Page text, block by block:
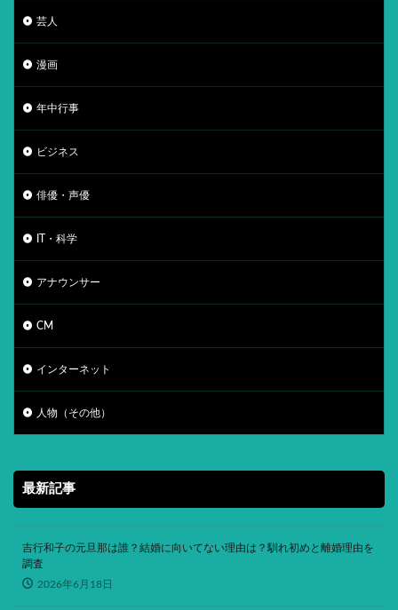
芸人
漫画
年中行事
ビジネス
俳優・声優
IT・科学
アナウンサー
CM
インターネット
人物（その他）
最新記事
吉行和子の元旦那は誰？結婚に向いてない理由は？馴れ初めと離婚理由を
調査
2026年6月18日